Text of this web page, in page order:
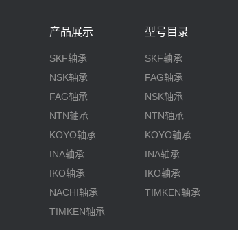
产品展示
SKF轴承
NSK轴承
FAG轴承
NTN轴承
KOYO轴承
INA轴承
IKO轴承
NACHI轴承
TIMKEN轴承
型号目录
SKF轴承
FAG轴承
NSK轴承
NTN轴承
KOYO轴承
INA轴承
IKO轴承
TIMKEN轴承